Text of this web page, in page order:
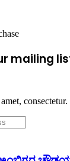
mailing
consectetur.